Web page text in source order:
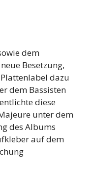
dem
Besetzung,
dazu
dem Bassisten
diese
unter dem
des Albums
auf dem